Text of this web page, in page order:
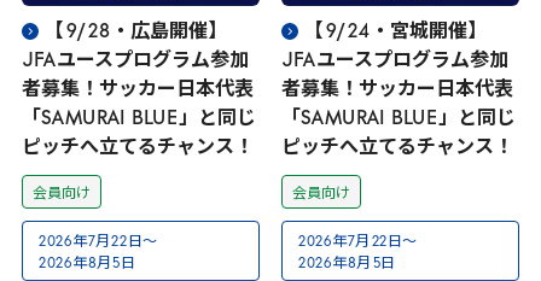
【 9/28 ・広島開催】
JFAユースプログラム参加
者募集！サッカー日本代表
「 SAMURAI BLUE」と同じ
ピッチへ立てるチャンス！
会員向け
2026年7月 22 日～
2026年8月 5 日
【 9/24 ・宮城開催】
JFAユースプログラム参加
者募集！サッカー日本代表
「 SAMURAI BLUE」と同じ
ピッチへ立てるチャンス！
会員向け
2026年7月 22 日～
2026年8月 5 日